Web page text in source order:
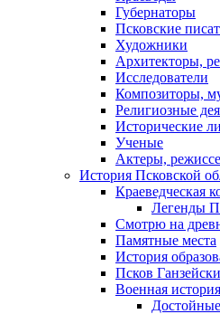
Губернаторы
Псковские
Художники
Архитекторы,
Исследователи
Композиторы,
Религиозные
Исторические
Ученые
Актеры,
История Псковской
Краеведческая
Легенды
Смотрю на
Памятные места
История
Псков
Военная история